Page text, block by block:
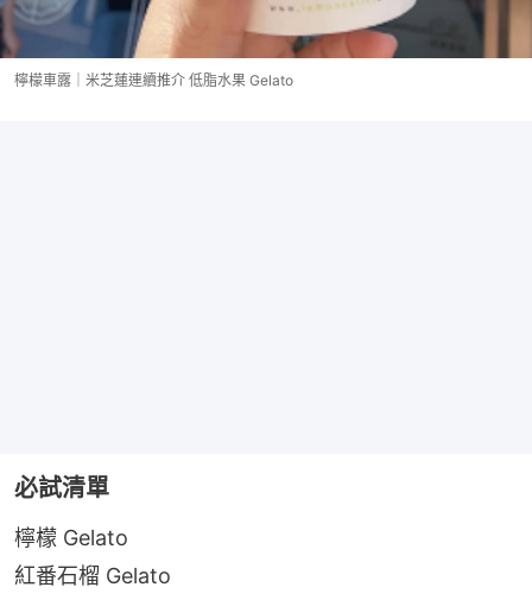
檸檬車露｜米芝蓮連續推介 低脂水果 Gelato
必試清單
檸檬 Gelato
紅番石榴 Gelato